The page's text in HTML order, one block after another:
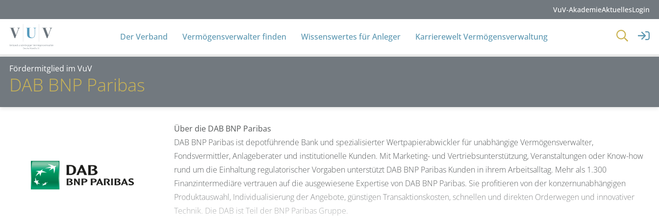
VuV-AkademieAktuellesLogin
Der Verband Vermögensverwalter finden Wissenswertes für Anleger Karrierewelt Vermögensverwaltung
Fördermitglied im VuV
DAB BNP Paribas
Über die DAB BNP Paribas
DAB BNP Paribas ist depotführende Bank und spezialisierter Wertpapierabwickler für unabhängige Vermögensverwalter,
Fondsvermittler, Anlageberater und institutionelle Kunden. Mit Marketing- und Vertriebsunterstützung, Veranstaltungen oder Know-how
rund um die Einhaltung regulatorischer Vorgaben unterstützt DAB BNP Paribas Kunden in ihrem Arbeitsalltag. Mehr als 1.300
Finanzintermediäre vertrauen auf die ausgewiesene Expertise von DAB BNP Paribas. Sie profitieren von der konzernunabhängigen
Produktauswahl, Individualisierung der Angebote, günstigen Transaktionskosten, schnellen und direkten Orderwegen und innovativer
Technik. Die DAB ist Teil der BNP Paribas Gruppe.